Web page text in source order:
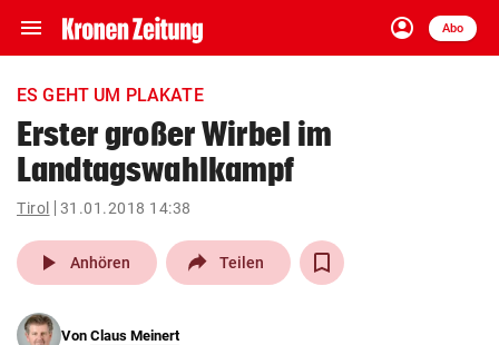
menu Navigation
ein-/ausklappen
account_circle
Anmelden
Abo
close Schließen
account_circle Anmelden
pin_drop
Wien arrow_right
ES GEHT UM PLAKATE
Erster großer Wirbel im
Landtagswahlkampf
Tirol 31.01.2018 14:38
play_arrow Anhören Teilen
Von Claus Meinert